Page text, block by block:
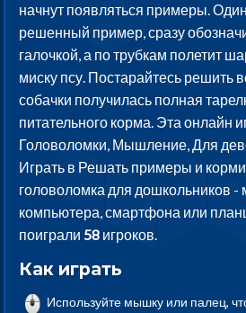
начнут появляться примеры.
решенный пример, сразу
галочкой, а по трубкам полетит
миску псу. Постарайтесь решить
собачки получилась полная
питательного корма. Эта онлайн
Головоломки, Мышление, Для
Играть в Решать примеры и
головоломка для дошкольников -
компьютера, смартфона или
поиграли58 игроков.
Как играть
Используйте мышку или палец,